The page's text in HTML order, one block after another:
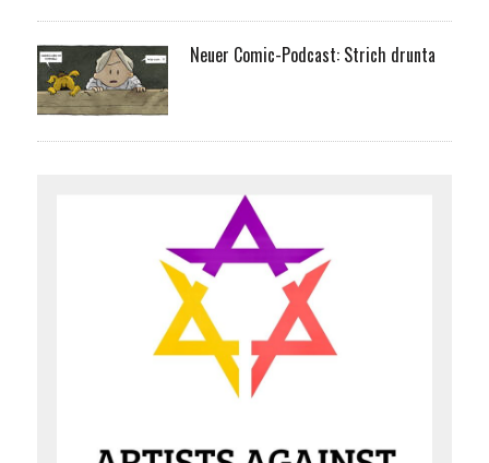
Neuer Comic-Podcast: Strich drunta